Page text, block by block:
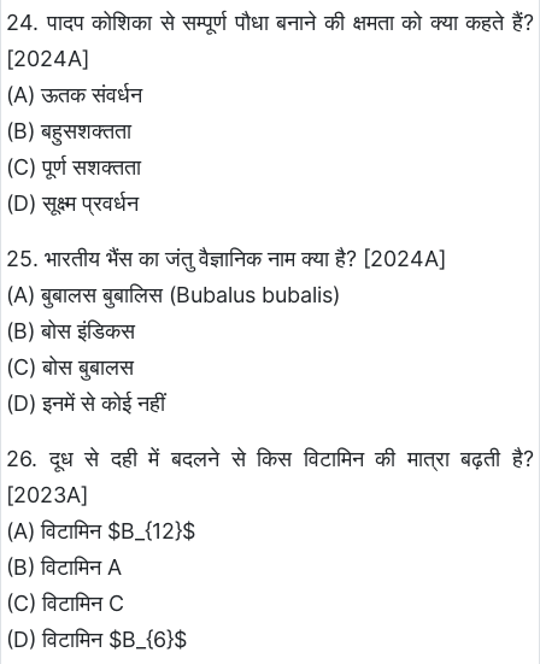
24. पादप कोशिका से सम्पूर्ण पौधा बनाने की क्षमता को क्या कहते हैं?
[2024A]
(A) ऊतक संवर्धन
(B) बहुसशक्तता
(C) पूर्ण सशक्तता
(D) सूक्ष्म प्रवर्धन
25. भारतीय भैंस का जंतु वैज्ञानिक नाम क्या है? [2024A]
(A) बुबालस बुबालिस (Bubalus bubalis)
(B) बोस इंडिकस
(C) बोस बुबालस
(D) इनमें से कोई नहीं
26. दूध से दही में बदलने से किस विटामिन की मात्रा बढ़ती है?
[2023A]
(A) विटामिन $B_{12}$
(B) विटामिन A
(C) विटामिन C
(D) विटामिन $B_{6}$